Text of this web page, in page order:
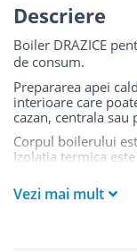
Descriere
Boiler DRAZICE
de consum.
Prepararea apei
interioare care
cazan, centrala sau
Corpul boilerului
Izolatia termica
confectionate din
Este prevăzut cu
Vezi mai mult